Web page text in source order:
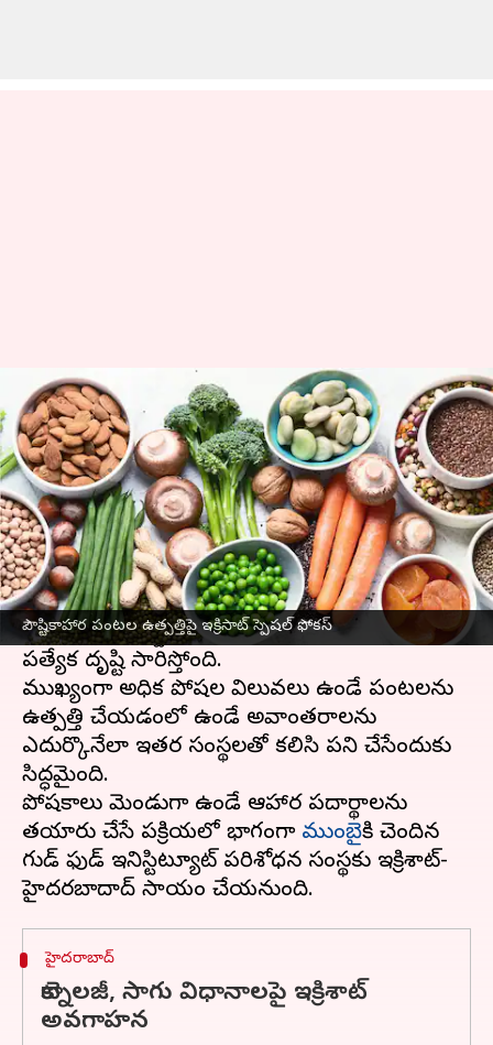
పౌష్టికాహార పంటల ఉత్పత్తిపై ఇక్రిసాట్‌ స్పెషల్ ఫోకస్
పౌష్టికాహార పంటల ఉత్పత్తిపై ఇక్రిసాట్‌
స్పెషల్ ఫోకస్
వ్రాసిన వారు Stalin May 12, 2023 12:24 pm
ఈ వార్తాకథనం ఏంటి
ప్రజావసరాలకు అనుగూనంగాహైదరాబాద్‌లోని
ఇక్రిశాట్ అడుగులు వేస్తోంది. పెరుగుతున్న జనాభాకు
అవసరమైన పౌష్టికాహారాన్ని అందించడంపై ఇక్రిశాట్
ప్రత్యేక దృష్టి సారిస్తోంది.
ముఖ్యంగా అధిక పోషల విలువలు ఉండే పంటలను
ఉత్పత్తి చేయడంలో ఉండే అవాంతరాలను
ఎదుర్కొనేలా ఇతర సంస్థలతో కలిసి పని చేసేందుకు
సిద్ధమైంది.
పోషకాలు మెండుగా ఉండే ఆహార పదార్థాలను
తయారు చేసే ప్రక్రియలో భాగంగా ముంబైకి చెందిన
గుడ్ ఫుడ్ ఇనిస్టిట్యూట్ పరిశోధన సంస్థకు ఇక్రిశాట్-
హైదరాబాద్
టెక్నాలజీ, సాగు విధానాలపై ఇక్రిశాట్
అవగాహన